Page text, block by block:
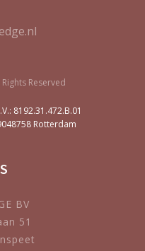
Reserved
8192.31.472.B.01
Rotterdam
BV
51